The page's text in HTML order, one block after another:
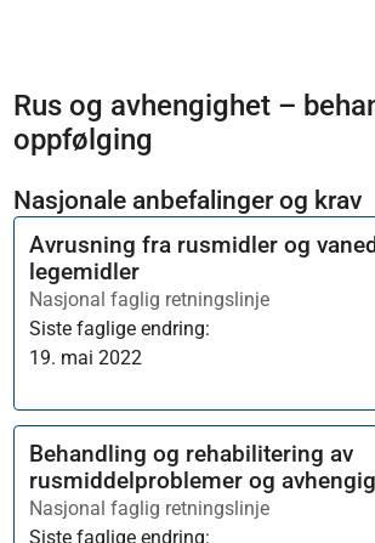
Rus og avhengighet –
oppfølging
Nasjonale anbefalinger og krav
Avrusning fra rusmidler og
legemidler
Nasjonal faglig retningslinje
Siste faglige endring:
19. mai 2022
Behandling og rehabilitering av
rusmiddelproblemer og
Nasjonal faglig retningslinje
Siste faglige endring: